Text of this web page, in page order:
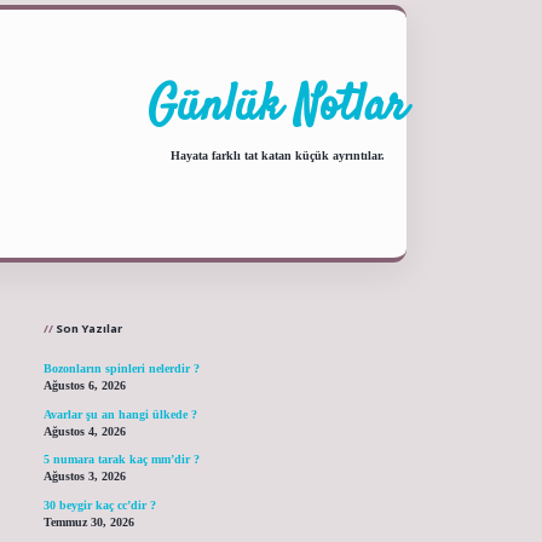
Günlük Notlar
Hayata farklı tat katan küçük ayrıntılar.
Son Yazılar
Bozonların spinleri nelerdir ?
Ağustos 6, 2026
Avarlar şu an hangi ülkede ?
Ağustos 4, 2026
5 numara tarak kaç mm’dir ?
Ağustos 3, 2026
30 beygir kaç cc’dir ?
Temmuz 30, 2026